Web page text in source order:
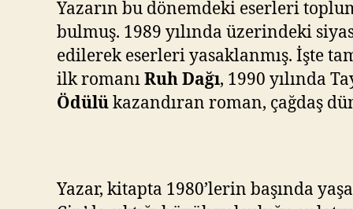
Yazarın bu dönemdeki eserleri
bulmuş. 1989 yılında üzerindeki
edilerek eserleri yasaklanmış. İşte
ilk romanıRuh Dağı, 1990 yılında
Ödülükazandıran roman, çağdaş
Yazar, kitapta 1980’lerin başında